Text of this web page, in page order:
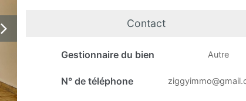
Contact
Gestionnaire du bien Autre
N° de téléphone